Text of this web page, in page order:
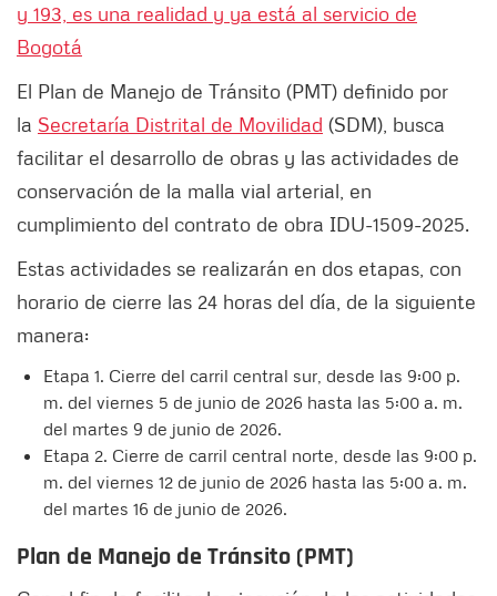
y 193, es una realidad y ya está al servicio de
Bogotá
El Plan de Manejo de Tránsito (PMT) definido por
la Secretaría Distrital de Movilidad (SDM), busca
facilitar el desarrollo de obras y las actividades de
conservación de la malla vial arterial, en
cumplimiento del contrato de obra IDU-1509-2025.
Estas actividades se realizarán en dos etapas, con
horario de cierre las 24 horas del día, de la siguiente
manera:
Etapa 1. Cierre del carril central sur, desde las 9:00 p.
m. del viernes 5 de junio de 2026 hasta las 5:00 a. m.
del martes 9 de junio de 2026.
Etapa 2. Cierre de carril central norte, desde las 9:00 p.
m. del viernes 12 de junio de 2026 hasta las 5:00 a. m.
del martes 16 de junio de 2026.
Plan de Manejo de Tránsito (PMT)